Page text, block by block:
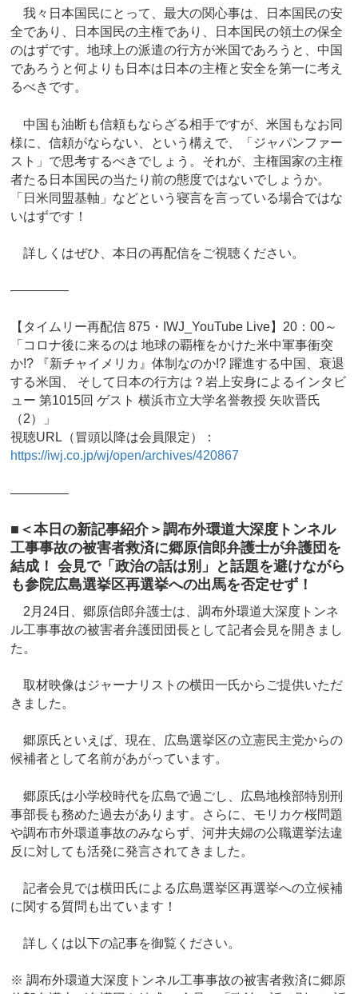
我々日本国民にとって、最大の関心事は、日本国民の安
全であり、日本国民の主権であり、日本国民の領土の保全
のはずです。地球上の派遣の行方が米国であろうと、中国
であろうと何よりも日本は日本の主権と安全を第一に考え
るべきです。
中国も油断も信頼もならざる相手ですが、米国もなお同
様に、信頼がならない、という構えで、「ジャパンファー
スト」で思考するべきでしょう。それが、主権国家の主権
者たる日本国民の当たり前の態度ではないでしょうか。
「日米同盟基軸」などという寝言を言っている場合ではな
いはずです！
詳しくはぜひ、本日の再配信をご視聴ください。
————–
【タイムリー再配信 875・IWJ_YouTube Live】20：00～
「コロナ後に来るのは 地球の覇権をかけた米中軍事衝突
か!? 『新チャイメリカ』体制なのか!? 躍進する中国、衰退
する米国、 そして日本の行方は？岩上安身によるインタビ
ュー 第1015回 ゲスト 横浜市立大学名誉教授 矢吹晋氏
（2）」
視聴URL（冒頭以降は会員限定）：
https://iwj.co.jp/wj/open/archives/420867
————–
■＜本日の新記事紹介＞調布外環道大深度トンネル
工事事故の被害者救済に郷原信郎弁護士が弁護団を
結成！ 会見で「政治の話は別」と話題を避けながら
も参院広島選挙区再選挙への出馬を否定せず！
2月24日、郷原信郎弁護士は、調布外環道大深度トンネ
ル工事事故の被害者弁護団団長として記者会見を開きまし
た。
取材映像はジャーナリストの横田一氏からご提供いただ
きました。
郷原氏といえば、現在、広島選挙区の立憲民主党からの
候補者として名前があがっています。
郷原氏は小学校時代を広島で過ごし、広島地検部特別刑
事部長も務めた過去があります。さらに、モリカケ桜問題
や調布市外環道事故のみならず、河井夫婦の公職選挙法違
反に対しても活発に発言されてきました。
記者会見では横田氏による広島選挙区再選挙への立候補
に関する質問も出ています！
詳しくは以下の記事を御覧ください。
※ 調布外環道大深度トンネル工事事故の被害者救済に郷原